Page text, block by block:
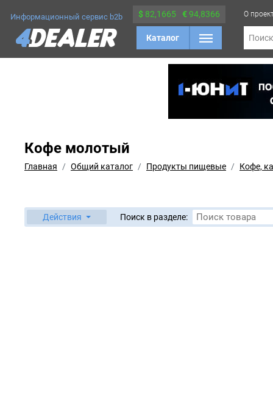
Информационный сервис b2b $ 82,1665 €94,8366
Каталог
О
Поиск
Кофе молотый
Главная Общий каталог Продукты пищевые Кофе,
Действия Поиск в разделе: